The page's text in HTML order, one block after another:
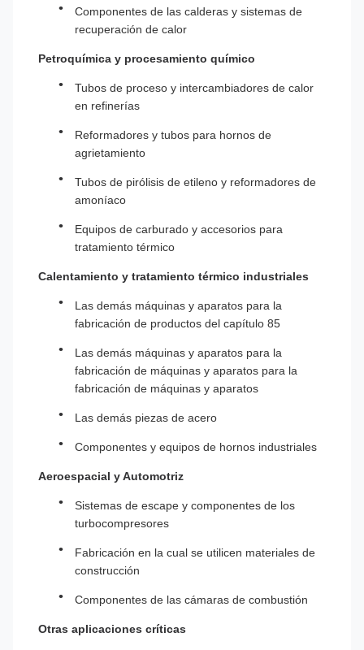
Componentes de las calderas y sistemas de
recuperación de calor
Petroquímica y procesamiento químico
Tubos de proceso y intercambiadores de calor
en refinerías
Reformadores y tubos para hornos de
agrietamiento
Tubos de pirólisis de etileno y reformadores de
amoníaco
Equipos de carburado y accesorios para
tratamiento térmico
Calentamiento y tratamiento térmico industriales
Las demás máquinas y aparatos para la
fabricación de productos del capítulo 85
Las demás máquinas y aparatos para la
fabricación de máquinas y aparatos para la
fabricación de máquinas y aparatos
Las demás piezas de acero
Componentes y equipos de hornos industriales
Aeroespacial y Automotriz
Sistemas de escape y componentes de los
turbocompresores
Fabricación en la cual se utilicen materiales de
construcción
Componentes de las cámaras de combustión
Otras aplicaciones críticas